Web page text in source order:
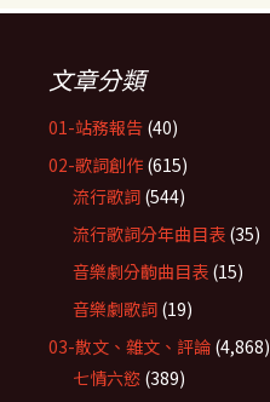
文章分類
01-站務報告 (40)
02-歌詞創作 (615)
流行歌詞 (544)
流行歌詞分年曲目表 (35)
音樂劇分齣曲目表 (15)
音樂劇歌詞 (19)
03-散文、雜文、評論 (4,868)
七情六慾 (389)